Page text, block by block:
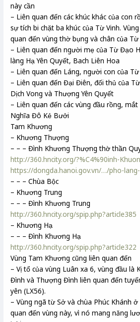
này cần
– Liên quan đến các khúc khác của con
sự tích bi chặt ba khúc của Từ Vinh.
quan đến vùng thờ bụng và chân của Từ
– Liên quan đến người mẹ của Từ Đạo
làng Hạ Yên Quyết, Bach Liên Hoa
– Liên quan đến Láng, người con của Từ
– Liên quan đến Đại Điên, đối thủ của
Dịch Vong và Thượng Yên Quyết
– Liên quan đến các vùng đầu rồng, mắt
Nghĩa Đô Kẻ Bưởi
Tam Khương
– Khương Thượng
– – – Đình Khương Thượng thờ thần
http://360.hncity.org/?%C4%90inh-
https://dongda.hanoi.gov.vn/…/pho-
– – – Chùa Bộc
– Khương Trung
– – – Đình Khương Trung
http://360.hncity.org/spip.php?article385
– Khương Hạ
– – – Đình Khương Hạ
http://360.hncity.org/spip.php?article322
Vùng Tam Khương cũng liên quan đến
– Vị tổ của vùng Luân xa 6, vùng đầu là
Đình và Thượng Đình liên quan đến
yên (LX56).
– Vùng ngã từ Sở và chùa Phúc Khánh
quan đến vùng này, vì nó mang năng